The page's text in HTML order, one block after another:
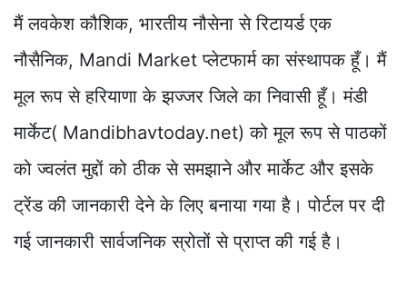
मैं लवकेश कौशिक, भारतीय नौसेना से रिटायर्ड एक
नौसैनिक, Mandi Market प्लेटफार्म का संस्थापक हूँ। मैं
मूल रूप से हरियाणा के झज्जर जिले का निवासी हूँ। मंडी
मार्केट( Mandibhavtoday.net) को मूल रूप से पाठकों
को ज्वलंत मुद्दों को ठीक से समझाने और मार्केट और इसके
ट्रेंड की जानकारी देने के लिए बनाया गया है। पोर्टल पर दी
गई जानकारी सार्वजनिक स्रोतों से प्राप्त की गई है।